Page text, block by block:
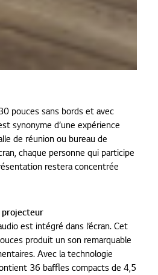
pouces sans bords et avec
synonyme d’une expérience
de réunion ou bureau de
chaque personne qui participe
restera concentrée
projecteur
est intégré dans l’écran. Cet
produit un son remarquable
Avec la technologie
36 baffles compacts de 4,5